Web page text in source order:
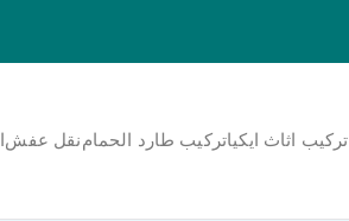
تركيب اثاث ايكياتركيب طارد الحمامنقل عفش